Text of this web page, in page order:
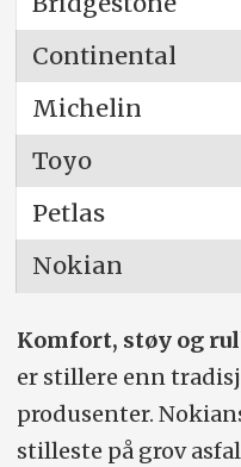
Continental
Michelin
Toyo
Petlas
Nokian
Komfort, støy og
er stillere enn
produsenter.
stilleste på grov